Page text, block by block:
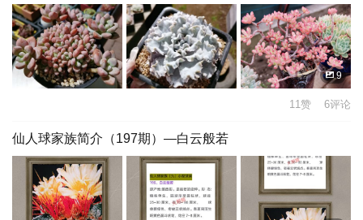
9
11赞 6评论
仙人球家族简介（197期）—白云般若